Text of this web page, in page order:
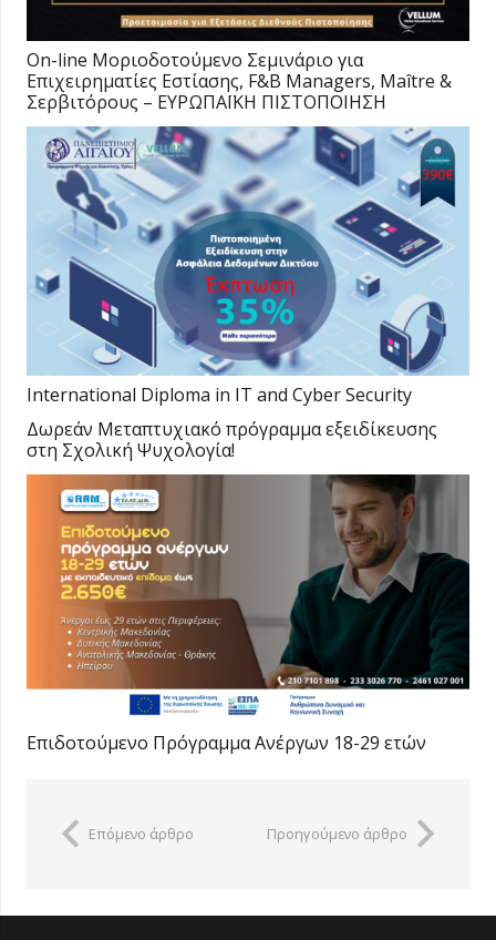
On-line Moριοδοτούμενο Σεμινάριο για
Επιχειρηματίες Εστίασης, F&B Managers, Maître &
Σερβιτόρους – ΕΥΡΩΠΑΪΚΗ ΠΙΣΤΟΠΟΙΗΣΗ
International Diploma in IT and Cyber Security
Δωρεάν Μεταπτυχιακό πρόγραμμα εξειδίκευσης
στη Σχολική Ψυχολογία!
Επιδοτούμενο Πρόγραμμα Ανέργων 18-29 ετών
Επόμενο άρθρο Προηγούμενο άρθρο